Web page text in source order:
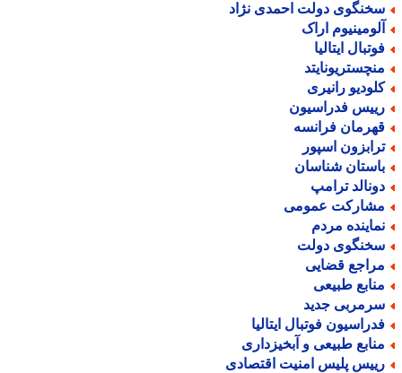
دولت احمدی نژاد
اراک
ایتالیا
رانیری
فدراسیون
فرانسه
اسپور
شناسان
ترامپ
عمومی
مردم
دولت
قضایی
طبیعی
جدید
فوتبال ایتالیا
طبیعی و آبخیزداری
پلیس امنیت اقتصادی